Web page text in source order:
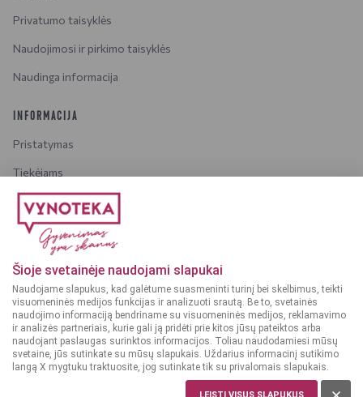
Šioje svetainėje naudojami slapukai
Naudojame slapukus, kad galėtume suasmeninti turinį bei skelbimus, teikti
visuomeninės medijos funkcijas ir analizuoti srautą. Be to, svetainės
naudojimo informaciją bendriname su visuomeninės medijos, reklamavimo
ir analizės partneriais, kurie gali ją pridėti prie kitos jūsų pateiktos arba
naudojant paslaugas surinktos informacijos. Toliau naudodamiesi mūsų
svetaine, jūs sutinkate su mūsų slapukais. Uždarius informacinį sutikimo
langą X mygtuku traktuosite, jog sutinkate tik su privalomais slapukais.
Privatumo taisyklės
Naudojimosi ir pirkimo taisyklės
Naudinga informacija
INFORMACIJA
Pristatymas
Tiekėjams
Karjera
Dažniausiai užduodami klausimai
Dėmesio!
Alkoholinius gėrimus gali įsigyti tik asmenys,
kuriems yra ne mažiau kaip 20 metų.